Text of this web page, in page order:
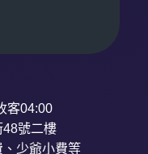
客04:00
48號二樓
少爺小費等